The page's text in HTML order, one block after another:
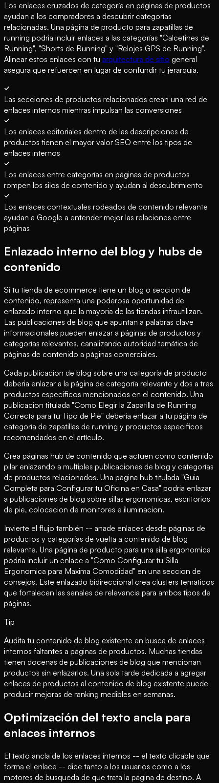
Los enlaces cruzados de categoría en páginas de productos
ayudan a los compradores a descubrir categorías
relacionadas. Una página de producto para zapatillas de
running podria incluir enlaces a las categorías "Calcetines de
Running", "Shorts de Running" y "Relojes GPS de Running".
Alinear estos enlaces con tu arquitectura de sitio general
asegura que refuercen en lugar de confundir tu jerarquia.
Las secciones de productos relacionados crean una red de
enlaces internos mientras impulsan las conversiones
Los enlaces editoriales dentro de las descripciones de
productos tienen el mayor valor SEO entre los tipos de
enlaces internos
Los enlaces entre categorías en páginas de productos
rompen los silos de contenido y ayudan al descubrimiento
Los enlaces contextuales rodeados de contenido relevante
ayudan a Google a entender mejor las relaciones entre
páginas
Enlazado interno del blog y hubs de
contenido
Si tu tienda de ecommerce tiene un blog o seccion de
contenido, representa una poderosa oportunidad de
enlazado interno que la mayoria de las tiendas infrautilizan.
Las publicaciones de blog que apuntan a palabras clave
informacionales pueden enlazar a páginas de productos y
categorías relevantes, canalizando autoridad temática de
páginas de contenido a páginas comerciales.
Cada publicacion de blog sobre una categoría de producto
deberia enlazar a la página de categoría relevante y dos a tres
productos especificos mencionados en el contenido. Una
publicacion titulada "Como Elegir la Zapatilla de Running
Correcta para tu Tipo de Pie" deberia enlazar a tu página de
categoría de zapatillas de running y productos especificos
recomendados en el artículo.
Crea páginas hub de contenido que actuen como contenido
pilar enlazando a multiples publicaciones de blog y categorías
de productos relacionados. Una página hub titulada "Guia
Completa para Configurar tu Oficina en Casa" podria enlazar
a publicaciones de blog sobre sillas ergonomicas, escritorios
de pie, colocacion de monitores e iluminacion.
Invierte el flujo también -- anade enlaces desde páginas de
productos y categorías de vuelta a contenido de blog
relevante. Una página de producto para una silla ergonomica
podria incluir un enlace a "Como Configurar tu Silla
Ergonomica para Maxima Comodidad" en una seccion de
consejos. Este enlazado bidireccional crea clusters tematicos
que fortalecen las senales de relevancia para ambos tipos de
páginas.
Tip
Audita tu contenido de blog existente en busca de enlaces
internos faltantes a páginas de productos. Muchas tiendas
tienen docenas de publicaciones de blog que mencionan
productos sin enlazarlos. Una sola tarde dedicada a agregar
enlaces de productos al contenido de blog existente puede
producir mejoras de ranking medibles en semanas.
Optimización del texto ancla para
enlaces internos
El texto ancla de los enlaces internos -- el texto clicable que
forma el enlace -- dice tanto a los usuarios como a los
motores de busqueda de que trata la página de destino. A